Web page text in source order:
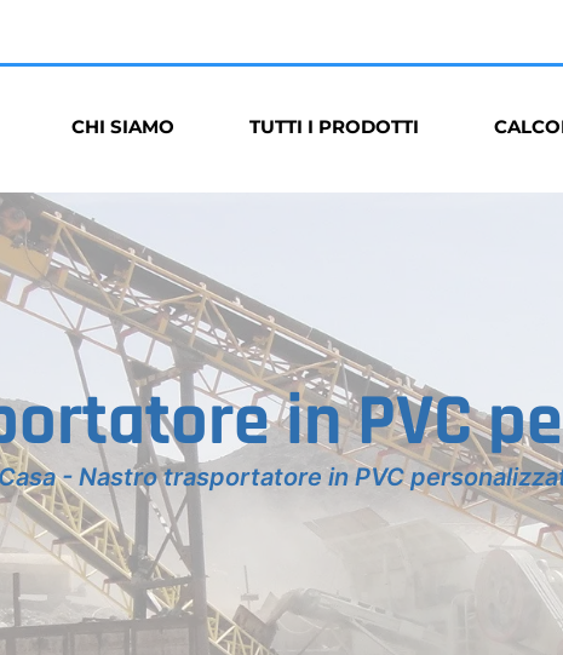
CHI SIAMO TUTTI I PRODOTTI
in PVC
- Nastro trasportatore in PVC